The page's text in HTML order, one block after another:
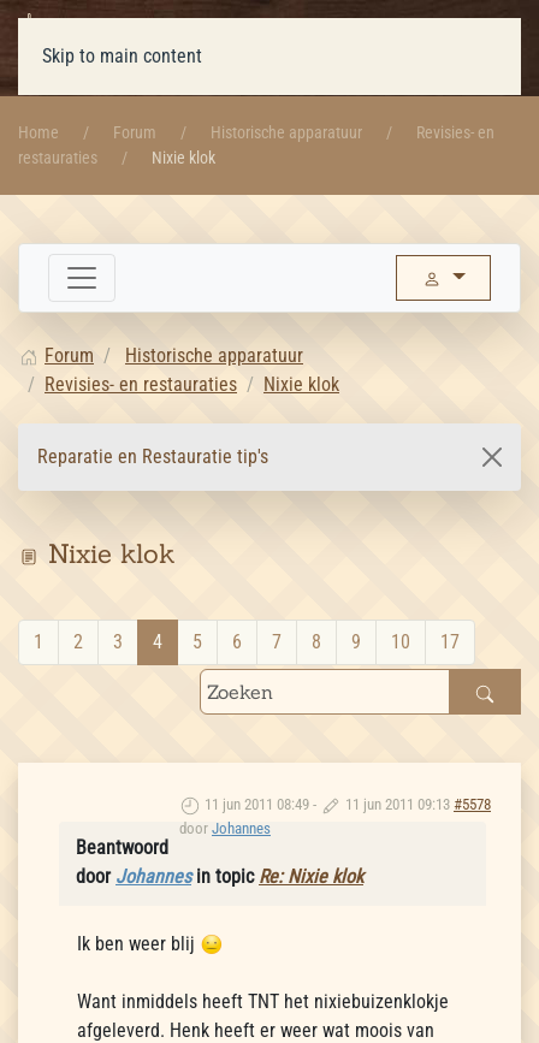
Skip to main content
Home Forum Historische apparatuur
Revisies- en
restauraties
Nixie klok
Forum
Historische apparatuur
Revisies- en restauraties
Nixie klok
Reparatie en Restauratie tip's
Nixie klok
1 2 3 4 5 6 7 8 9 10 17
11 jun 2011 08:49 - 11 jun 2011 09:13 #5578
door Johannes
Beantwoord
door Johannesin topic Re: Nixie klok
Ik ben weer blij
Want inmiddels heeft TNT het nixiebuizenklokje
afgeleverd. Henk heeft er weer wat moois van